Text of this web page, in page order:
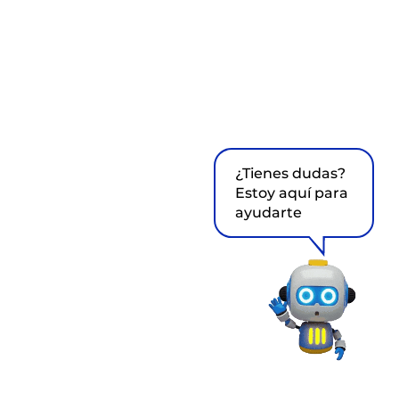
¿Tienes dudas?
Estoy aquí para
ayudarte